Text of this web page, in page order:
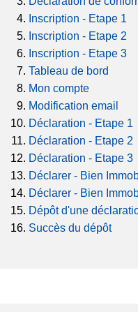
Inscription - Etape 1
Inscription - Etape 2
Inscription - Etape 3
Tableau de bord
Mon compte
Modification email
Déclaration - Etape 1
Déclaration - Etape 2
Déclaration - Etape 3
Déclarer - Bien
Déclarer - Bien
Dépôt d'une
Succès du dépôt